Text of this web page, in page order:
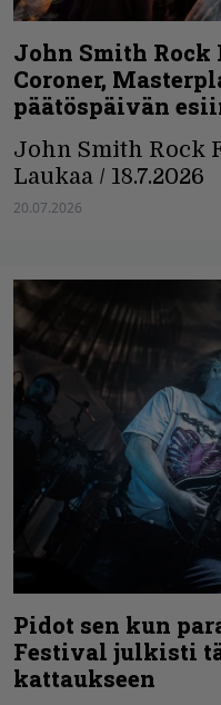
John Smith Rock
Coroner,
päätöspäivän
John Smith Rock
Laukaa / 18.7.2026
20.07.2026
Pidot sen kun
Festival julkisti
kattaukseen